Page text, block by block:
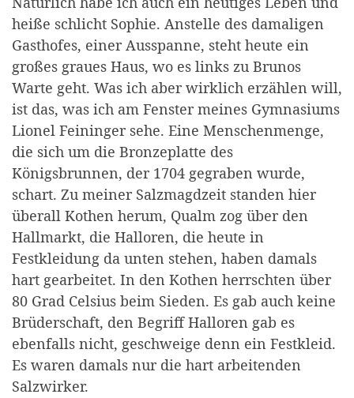
heiße schlicht Sophie. Anstelle des damaligen
Gasthofes, einer Ausspanne, steht heute ein
großes graues Haus, wo es links zu Brunos
Warte geht. Was ich aber wirklich erzählen will,
ist das, was ich am Fenster meines Gymnasiums
Lionel Feininger sehe. Eine Menschenmenge,
die sich um die Bronzeplatte des
Königsbrunnen, der 1704 gegraben wurde,
schart. Zu meiner Salzmagdzeit standen hier
überall Kothen herum, Qualm zog über den
Hallmarkt, die Halloren, die heute in
Festkleidung da unten stehen, haben damals
hart gearbeitet. In den Kothen herrschten über
80 Grad Celsius beim Sieden. Es gab auch keine
Brüderschaft, den Begriff Halloren gab es
ebenfalls nicht, geschweige denn ein Festkleid.
Es waren damals nur die hart arbeitenden
Salzwirker.